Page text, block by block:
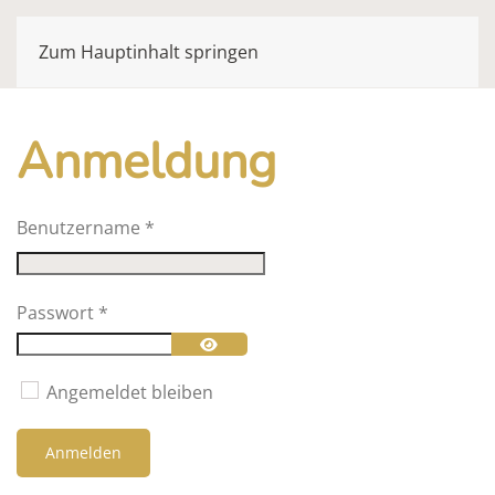
Zum Hauptinhalt springen
Anmeldung
Benutzername *
Passwort *
Passwort anzeigen
Angemeldet bleiben
Anmelden